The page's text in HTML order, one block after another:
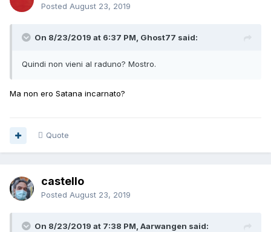
Posted August 23, 2019
On 8/23/2019 at 6:37 PM, Ghost77 said:
Quindi non vieni al raduno? Mostro.
Ma non ero Satana incarnato?
Quote
castello
Posted August 23, 2019
On 8/23/2019 at 7:38 PM, Aarwangen said: